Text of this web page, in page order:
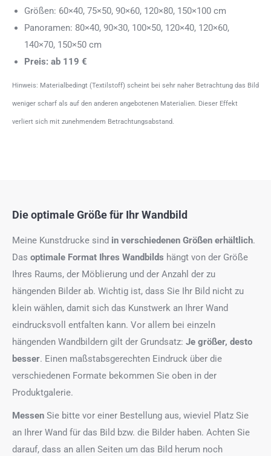
Größen: 60×40, 75×50, 90×60, 120×80, 150×100 cm
Panoramen: 80×40, 90×30, 100×50, 120×40, 120×60,
140×70, 150×50 cm
Preis: ab 119 €
Hinweis: Materialbedingt (Textilstoff) scheint bei sehr naher Betrachtung das Bild
weniger scharf als auf den anderen angebotenen Materialien. Dieser Effekt
verliert sich mit zunehmendem Betrachtungsabstand.
Die optimale Größe für Ihr Wandbild
Meine Kunstdrucke sind in verschiedenen Größen erhältlich.
Das optimale Format Ihres Wandbilds hängt von der Größe
Ihres Raums, der Möblierung und der Anzahl der zu
hängenden Bilder ab. Wichtig ist, dass Sie Ihr Bild nicht zu
klein wählen, damit sich das Kunstwerk an Ihrer Wand
eindrucksvoll entfalten kann. Vor allem bei einzeln
hängenden Wandbildern gilt der Grundsatz: Je größer, desto
besser. Einen maßstabsgerechten Eindruck über die
verschiedenen Formate bekommen Sie oben in der
Produktgalerie.
Messen Sie bitte vor einer Bestellung aus, wieviel Platz Sie
an Ihrer Wand für das Bild bzw. die Bilder haben. Achten Sie
darauf, dass an allen Seiten um das Bild herum noch